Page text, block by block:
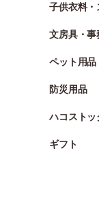
子供衣料
文房具・事
ペット用品
防災用品
ハコストッ
ギフト